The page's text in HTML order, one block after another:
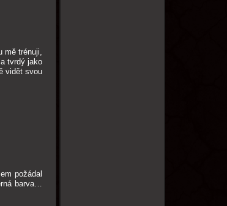
mě trénuji,
tvrdý jako
vidět svou
požádal
barva…